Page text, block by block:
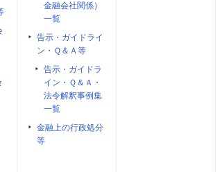
金融会社関係）
一覧
告示・ガイドライ
ン・Ｑ＆Ａ等
告示・ガイドラ
イン・Ｑ＆Ａ・
法令解釈事例集
一覧
金融上の行政処分
等